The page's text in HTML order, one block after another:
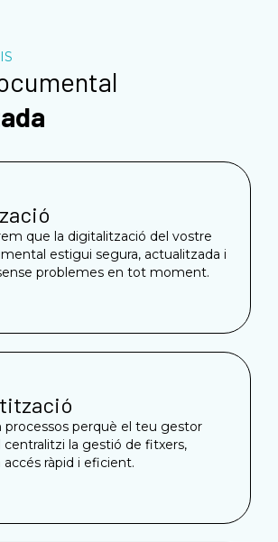
que la digitalització del vostre
estigui segura, actualitzada i
problemes en tot moment.
perquè el teu gestor
la gestió de fitxers,
ràpid i eficient.